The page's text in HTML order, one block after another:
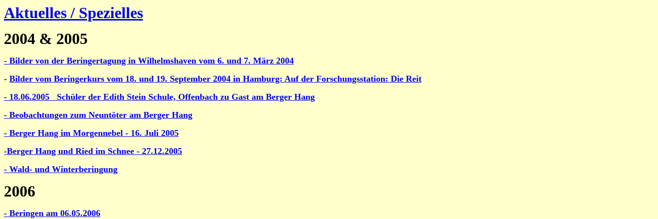
Aktuelles / Spezielles
2004 & 2005
- Bilder von der Beringertagung in Wilhelmshaven vom 6. und 7. März 2004
- Bilder vom Beringerkurs vom 18. und 19. September 2004 in Hamburg: Auf der Forschungsstation: Die Reit
- 18.06.2005 Schüler der Edith Stein Schule, Offenbach zu Gast am Berger Hang
- Beobachtungen zum Neuntöter am Berger Hang
- Berger Hang im Morgennebel - 16. Juli 2005
-Berger Hang und Ried im Schnee - 27.12.2005
- Wald- und Winterberingung
2006
- Beringen am 06.05.2006